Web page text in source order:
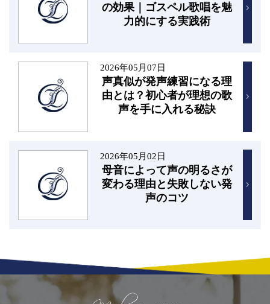
の効果｜ゴスペル歌唱を魅
力的にする実践術
2026年05月07日
声真似が発声練習になる理
由とは？初心者が理想の歌
声を手に入れる秘訣
2026年05月02日
母音によって声の明るさが
変わる理由と失敗しない発
声のコツ